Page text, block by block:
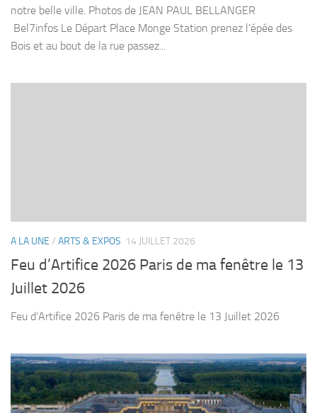
notre belle ville. Photos de JEAN PAUL BELLANGER
Bel7infos Le Départ Place Monge Station prenez l’épée des
Bois et au bout de la rue passez...
A LA UNE / ARTS & EXPOS 14 JUILLET 2026
Feu d’Artifice 2026 Paris de ma fenêtre le 13
Juillet 2026
Feu d’Artifice 2026 Paris de ma fenêtre le 13 Juillet 2026